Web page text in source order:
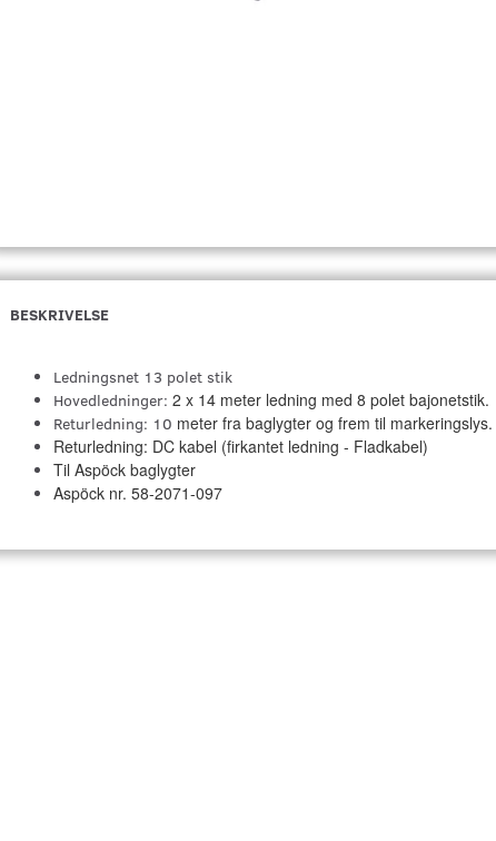
BESKRIVELSE
Ledningsnet 13 polet stik
Hovedledninger: 2 x 14 meter ledning med 8 polet bajonetstik.
Returledning: 10 meter fra baglygter og frem til markeringslys.
Returledning: DC kabel (firkantet ledning - Fladkabel)
Til Aspöck baglygter
Aspöck nr. 58-2071-097